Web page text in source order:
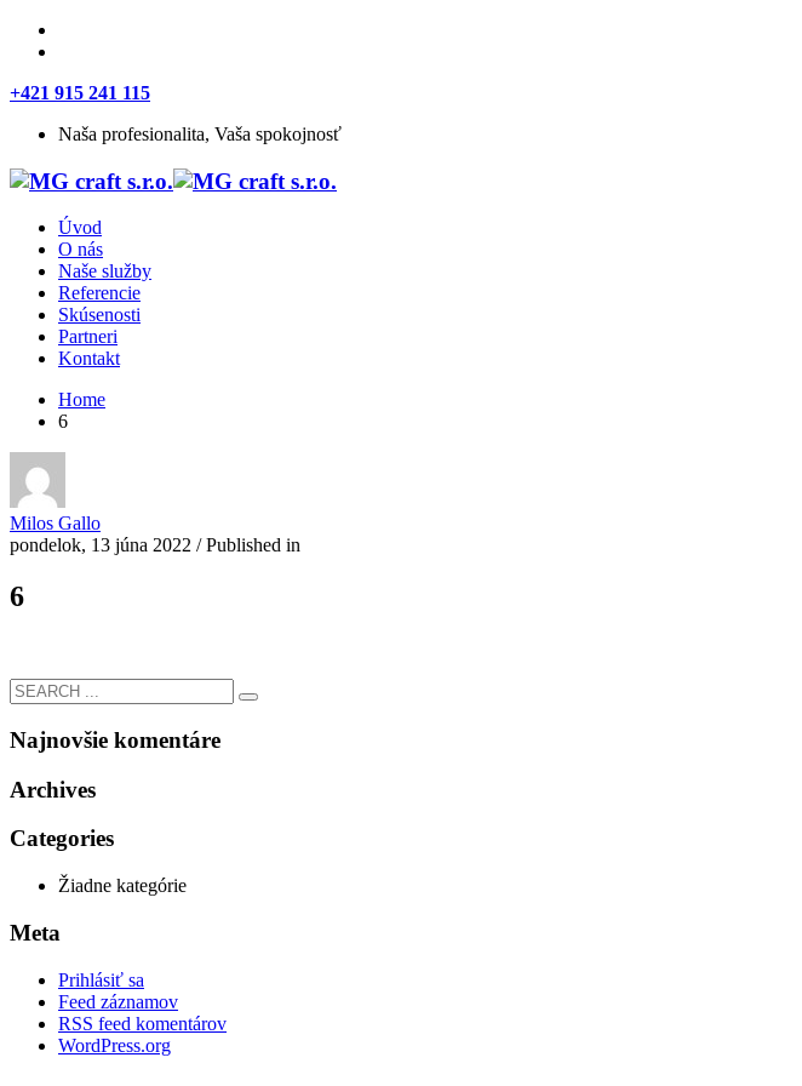
+421 915 241 115
Naša profesionalita, Vaša spokojnosť
Úvod
O nás
Naše služby
Referencie
Skúsenosti
Partneri
Kontakt
Home
6
Milos Gallo
pondelok, 13 júna 2022 /Published in
6
Najnovšie komentáre
Archives
Categories
Žiadne kategórie
Meta
Prihlásiť sa
Feed záznamov
RSS feed komentárov
WordPress.org